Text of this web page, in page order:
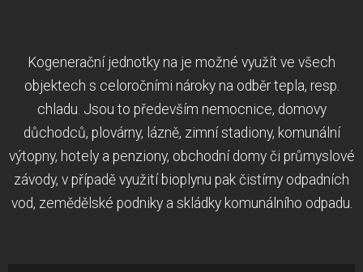
Kogenerační jednotky na je možné využít ve všech
objektech s celoročními nároky na odběr tepla, resp.
chladu. Jsou to především nemocnice, domovy
důchodců, plovárny, lázně, zimní stadiony, komunální
výtopny, hotely a penziony, obchodní domy či průmyslové
závody, v případě využití bioplynu pak čistírny odpadních
vod, zemědělské podniky a skládky komunálního odpadu.